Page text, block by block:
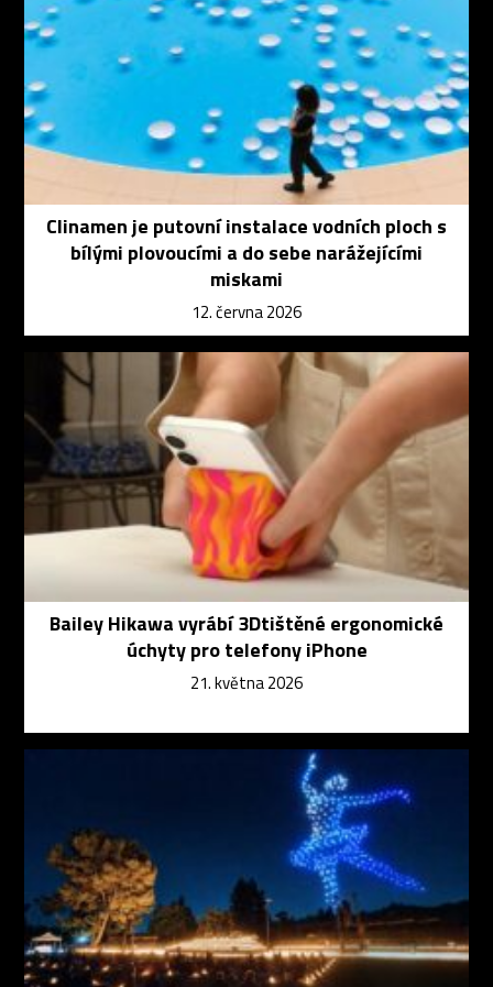
Clinamen je putovní instalace vodních ploch s
bílými plovoucími a do sebe narážejícími
miskami
12. června 2026
Bailey Hikawa vyrábí 3Dtištěné ergonomické
úchyty pro telefony iPhone
21. května 2026